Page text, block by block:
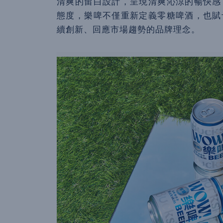
態度，樂啤不僅重新定義零糖啤酒，也
續創新、回應市場趨勢的品牌理念。